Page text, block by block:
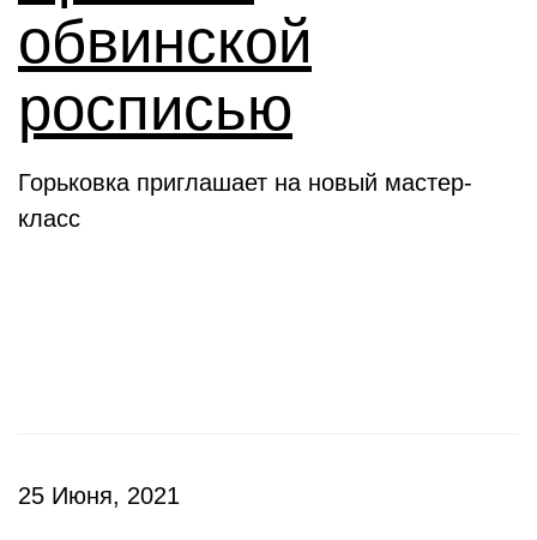
обвинской
росписью
Горьковка приглашает на новый мастер-
класс
25 Июня, 2021